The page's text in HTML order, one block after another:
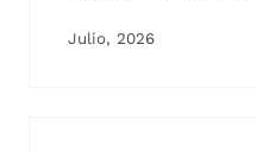
Julio, 2026